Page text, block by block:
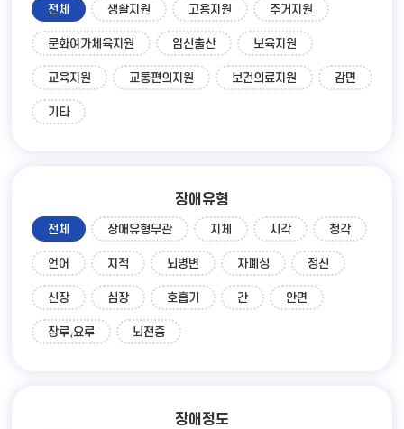
전체 생활지원 고용지원 주거지원
문화여가체육지원 임신출산 보육지원
교육지원 교통편의지원 보건의료지원 감면
기타
장애유형
전체 장애유형무관 지체 시각 청각
언어 지적 뇌병변 자폐성 정신
신장 심장 호흡기 간 안면
장루,요루 뇌전증
장애정도